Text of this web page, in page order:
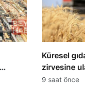
Küresel
zirvesine
9 saat önce